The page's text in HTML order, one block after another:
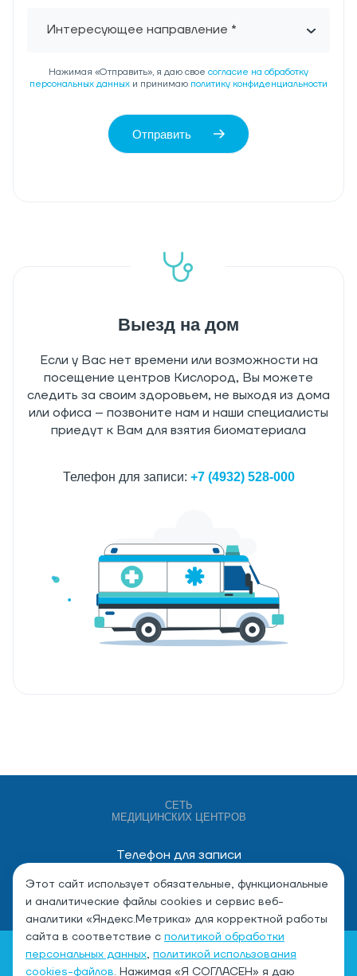
Интересующее направление *
Нажимая «Отправить», я даю свое согласие на обработку
персональных данных и принимаю политику конфиденциальности
Отправить
Выезд на дом
Если у Вас нет времени или возможности на
посещение центров Кислород, Вы можете
следить за своим здоровьем, не выходя из дома
или офиса – позвоните нам и наши специалисты
приедут к Вам для взятия биоматериала
Телефон для записи: +7 (4932) 528-000
СЕТЬ
МЕДИЦИНСКИХ ЦЕНТРОВ
Телефон для записи
+7 (4932) 528-000
Этот сайт использует обязательные, функциональные
и аналитические файлы cookies и сервис веб-
аналитики «Яндекс.Метрика» для корректной работы
сайта в соответствие с политикой обработки
персональных данных, политикой использования
cookies-файлов. Нажимая «Я СОГЛАСЕН» я даю